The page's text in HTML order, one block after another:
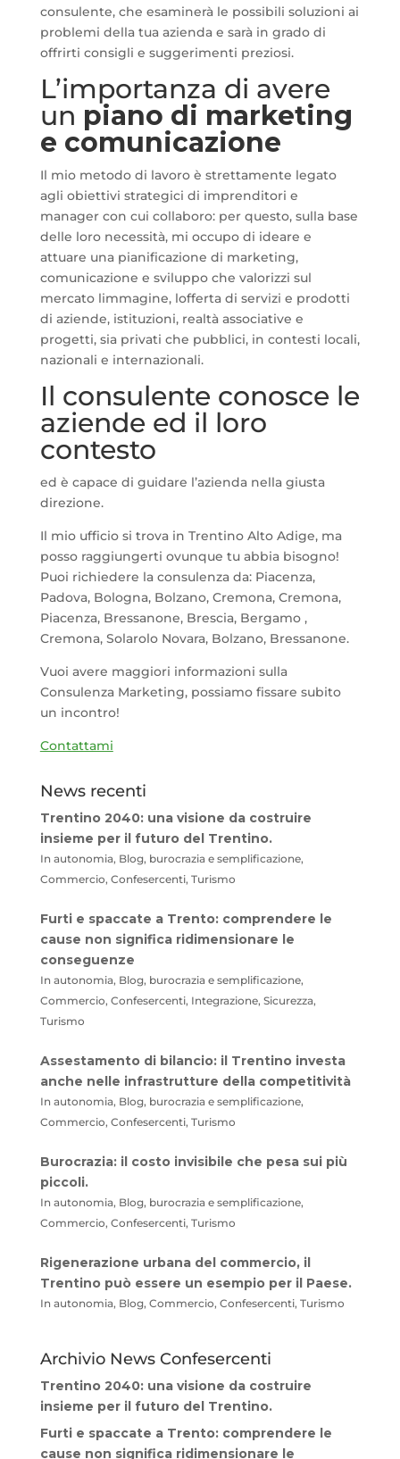
consulente, che esaminerà le possibili soluzioni ai
problemi della tua azienda e sarà in grado di
offrirti consigli e suggerimenti preziosi.
L’importanza di avere
un piano di marketing
e comunicazione
Il mio metodo di lavoro è strettamente legato
agli obiettivi strategici di imprenditori e
manager con cui collaboro: per questo, sulla base
delle loro necessità, mi occupo di ideare e
attuare una pianificazione di marketing,
comunicazione e sviluppo che valorizzi sul
mercato limmagine, lofferta di servizi e prodotti
di aziende, istituzioni, realtà associative e
progetti, sia privati che pubblici, in contesti locali,
nazionali e internazionali.
Il consulente conosce le
aziende ed il loro
contesto
ed è capace di guidare l’azienda nella giusta
direzione.
Il mio ufficio si trova in Trentino Alto Adige, ma
posso raggiungerti ovunque tu abbia bisogno!
Puoi richiedere la consulenza da: Piacenza,
Padova, Bologna, Bolzano, Cremona, Cremona,
Piacenza, Bressanone, Brescia, Bergamo ,
Cremona, Solarolo Novara, Bolzano, Bressanone.
Vuoi avere maggiori informazioni sulla
Consulenza Marketing, possiamo fissare subito
un incontro!
Contattami
News recenti
Trentino 2040: una visione da costruire
insieme per il futuro del Trentino.
In autonomia, Blog, burocrazia e semplificazione,
Commercio, Confesercenti, Turismo
Furti e spaccate a Trento: comprendere le
cause non significa ridimensionare le
conseguenze
In autonomia, Blog, burocrazia e semplificazione,
Commercio, Confesercenti, Integrazione, Sicurezza,
Turismo
Assestamento di bilancio: il Trentino investa
anche nelle infrastrutture della competitività
In autonomia, Blog, burocrazia e semplificazione,
Commercio, Confesercenti, Turismo
Burocrazia: il costo invisibile che pesa sui più
piccoli.
In autonomia, Blog, burocrazia e semplificazione,
Commercio, Confesercenti, Turismo
Rigenerazione urbana del commercio, il
Trentino può essere un esempio per il Paese.
In autonomia, Blog, Commercio, Confesercenti, Turismo
Archivio News Confesercenti
Trentino 2040: una visione da costruire
insieme per il futuro del Trentino.
Furti e spaccate a Trento: comprendere le
cause non significa ridimensionare le